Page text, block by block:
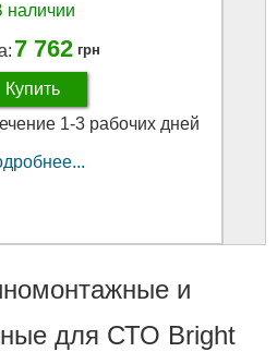
наличии
7 762 грн
Купить
1-3 рабочих дней
и
для СТО Bright